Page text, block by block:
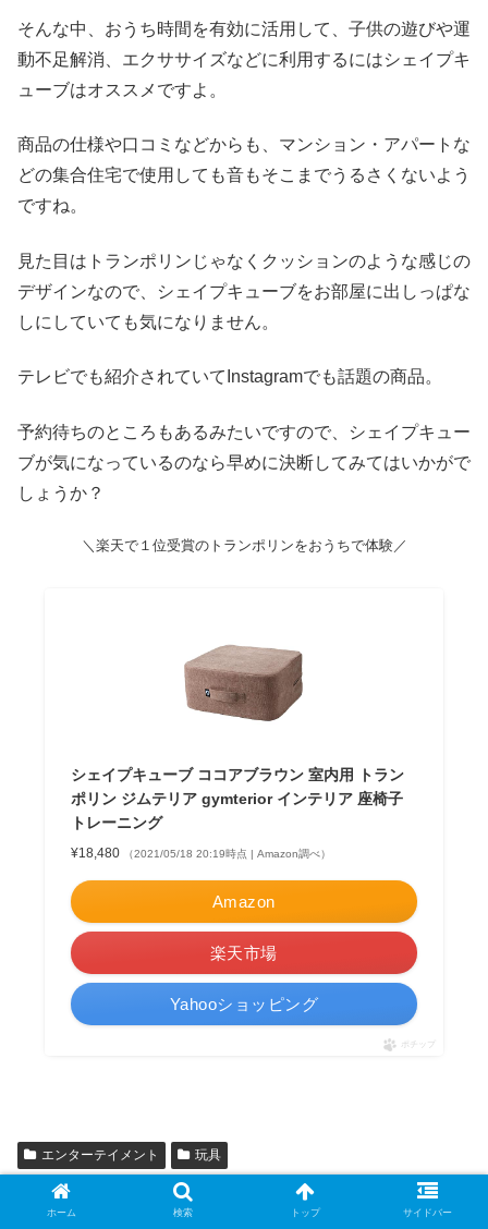
そんな中、おうち時間を有効に活用して、子供の遊びや運
動不足解消、エクササイズなどに利用するにはシェイプキ
ューブはオススメですよ。
商品の仕様や口コミなどからも、マンション・アパートな
どの集合住宅で使用しても音もそこまでうるさくないよう
ですね。
見た目はトランポリンじゃなくクッションのような感じの
デザインなので、シェイプキューブをお部屋に出しっぱな
しにしていても気になりません。
テレビでも紹介されていてInstagramでも話題の商品。
予約待ちのところもあるみたいですので、シェイプキュー
ブが気になっているのなら早めに決断してみてはいかがで
しょうか？
＼楽天で１位受賞のトランポリンをおうちで体験／
シェイプキューブ ココアブラウン 室内用 トラン
ポリン ジムテリア gymterior インテリア 座椅子
トレーニング
¥18,480 （2021/05/18 20:19時点 | Amazon調べ）
Amazon
楽天市場
Yahooショッピング
ポチップ
エンターテイメント 玩具
ホーム 検索 トップ サイドバー